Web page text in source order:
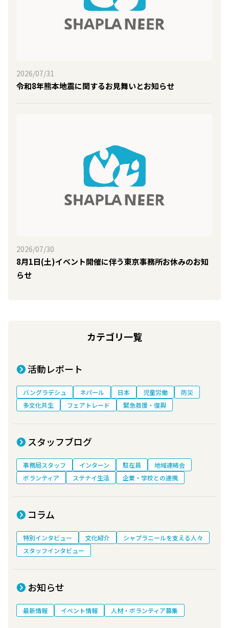
2026/07/31
令和8年熊本地震に関するお見舞いとお知らせ
2026/07/30
8月1日(土)イベント開催に伴う東京事務所お休みのお知
らせ
カテゴリ一覧
活動レポート
バングラデシュ ネパール 日本 児童労働
防災
多文化共生
フェアトレード 緊急救援・復興
スタッフブログ
事務局スタッフ インターン 駐在員
地域連絡会
ボランティア
ステナイ生活 企業・学校との連携
コラム
特別インタビュー 文化紹介
シャプラニールを支える人々
スタッフインタビュー
お知らせ
最新情報 イベント情報 人材・ボランティア募集